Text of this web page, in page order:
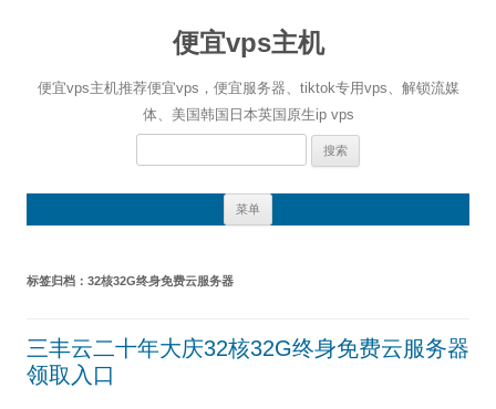
便宜vps主机
便宜vps主机推荐便宜vps，便宜服务器、tiktok专用vps、解锁流媒
体、美国韩国日本英国原生ip vps
搜
菜单
标签归档： 32核32G终身免费云服务器
三丰云二十年大庆32核32G终身免费云服务器
领取入口